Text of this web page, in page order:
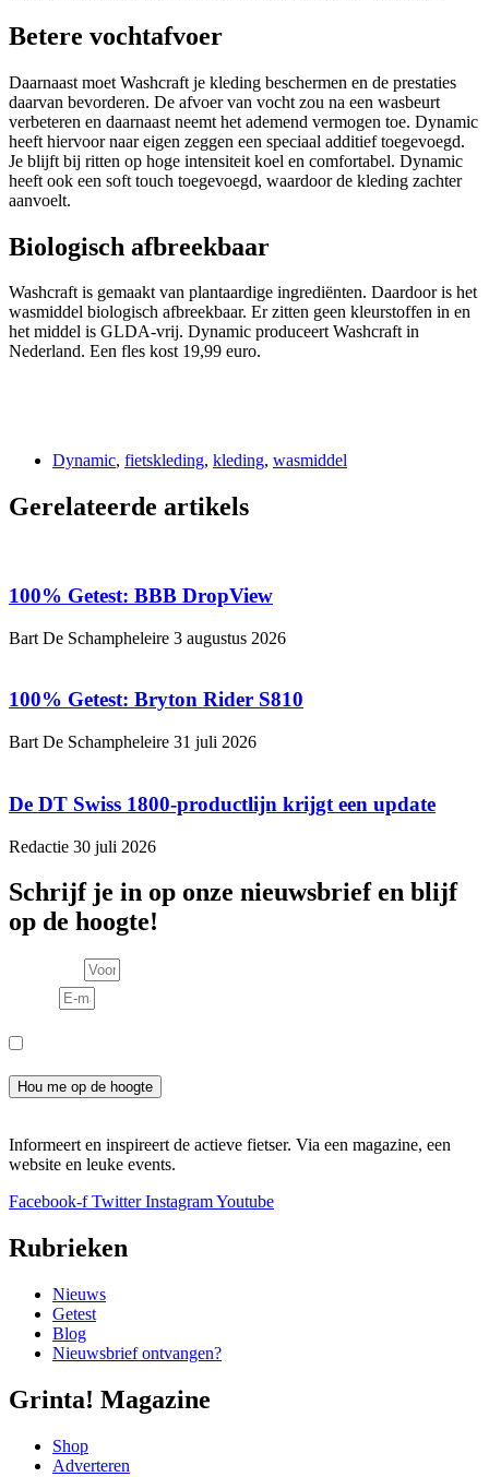
Betere vochtafvoer
Daarnaast moet Washcraft je kleding beschermen en de prestaties
daarvan bevorderen. De afvoer van vocht zou na een wasbeurt
verbeteren en daarnaast neemt het ademend vermogen toe. Dynamic
heeft hiervoor naar eigen zeggen een speciaal additief toegevoegd.
Je blijft bij ritten op hoge intensiteit koel en comfortabel. Dynamic
heeft ook een soft touch toegevoegd, waardoor de kleding zachter
aanvoelt.
Biologisch afbreekbaar
Washcraft is gemaakt van plantaardige ingrediënten. Daardoor is het
wasmiddel biologisch afbreekbaar. Er zitten geen kleurstoffen in en
het middel is GLDA-vrij. Dynamic produceert Washcraft in
Nederland. Een fles kost 19,99 euro.
Dynamic, fietskleding, kleding, wasmiddel
Gerelateerde artikels
100% Getest: BBB DropView
Bart De Schampheleire 3 augustus 2026
100% Getest: Bryton Rider S810
Bart De Schampheleire 31 juli 2026
De DT Swiss 1800-productlijn krijgt een update
Redactie 30 juli 2026
Schrijf je in op onze nieuwsbrief en blijf
op de hoogte!
Hou me op de hoogte
Informeert en inspireert de actieve fietser. Via een magazine, een
website en leuke events.
Facebook-f Twitter InstagramYoutube
Rubrieken
Nieuws
Getest
Blog
Nieuwsbrief ontvangen?
Grinta! Magazine
Shop
Adverteren